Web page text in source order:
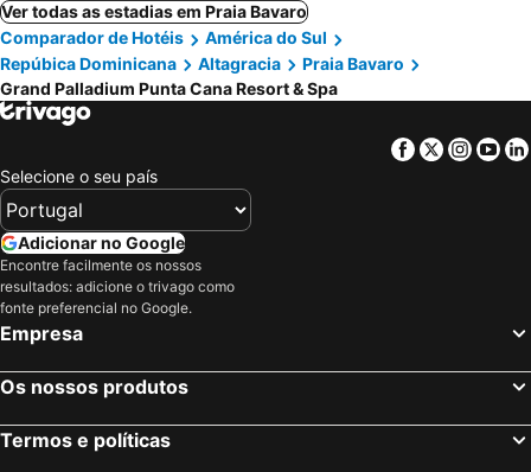
Ver todas as estadias em Praia Bavaro
Comparador de Hotéis
América do Sul
Repúbica Dominicana
Altagracia
Praia Bavaro
Grand Palladium Punta Cana Resort & Spa
Facebook
Twitter
Selecione o seu país
Adicionar no Google
Encontre facilmente os nossos
resultados: adicione o trivago como
fonte preferencial no Google.
Empresa
Os nossos produtos
Termos e políticas